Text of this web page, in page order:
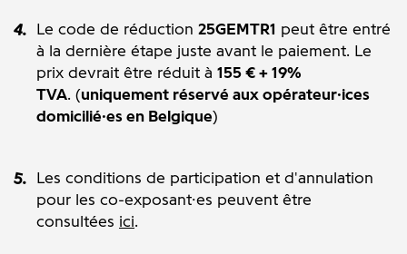
Le code de réduction 25GEMTR1 peut être entré
à la dernière étape juste avant le paiement. Le
prix devrait être réduit à 155 € + 19%
TVA. (uniquement réservé aux opérateur·ices
domicilié·es en Belgique)
Les conditions de participation et d'annulation
pour les co-exposant·es peuvent être
consultées ici.